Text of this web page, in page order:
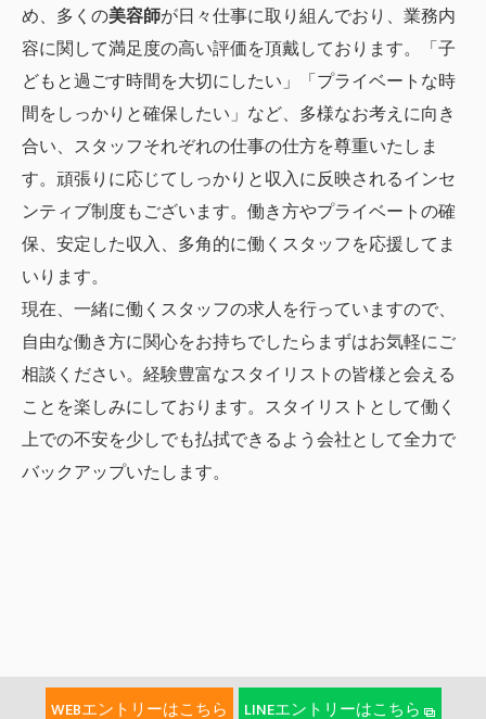
め、多くの美容師が日々仕事に取り組んでおり、業務内
容に関して満足度の高い評価を頂戴しております。「子
どもと過ごす時間を大切にしたい」「プライベートな時
間をしっかりと確保したい」など、多様なお考えに向き
合い、スタッフそれぞれの仕事の仕方を尊重いたしま
す。頑張りに応じてしっかりと収入に反映されるインセ
ンティブ制度もございます。働き方やプライベートの確
保、安定した収入、多角的に働くスタッフを応援してま
いります。
現在、一緒に働くスタッフの求人を行っていますので、
自由な働き方に関心をお持ちでしたらまずはお気軽にご
相談ください。経験豊富なスタイリストの皆様と会える
ことを楽しみにしております。スタイリストとして働く
上での不安を少しでも払拭できるよう会社として全力で
バックアップいたします。
WEBエントリーはこちら LINEエントリーはこちら